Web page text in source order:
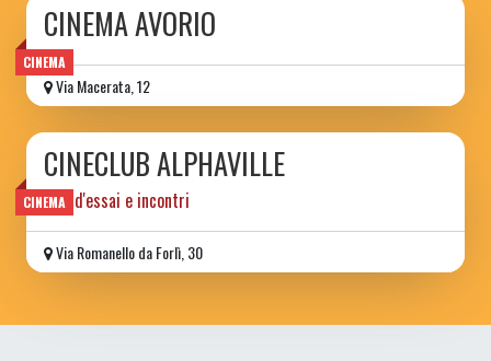
CINEMA
CINEMA AVORIO
Via Macerata, 12
CINEMA
CINECLUB ALPHAVILLE
film d'essai e incontri
Via Romanello da Forlì, 30